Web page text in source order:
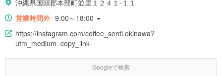
沖縄県国頭郡本部町並里１２４１-１１
営業時間外 9:00～18:00
https://instagram.com/coffee_senti.okinawa?
utm_medium=copy_link
Googleで検索